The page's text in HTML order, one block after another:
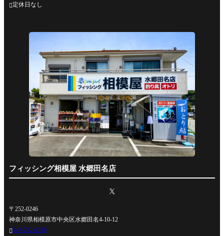
定休日なし
フィッシング相模屋 水郷田名店
〒252-0246
神奈川県相模原市中央区水郷田名4-10-12
042-762-0330